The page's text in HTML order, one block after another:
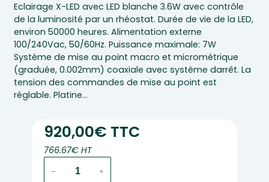
Eclairage X-LED avec LED blanche 3.6W avec contrôle
de la luminosité par un rhéostat. Durée de vie de la LED,
environ 50000 heures. Alimentation externe
100/240Vac, 50/60Hz. Puissance maximale: 7W
Système de mise au point macro et micrométrique
(graduée, 0.002mm) coaxiale avec système darrêt. La
tension des commandes de mise au point est
réglable. Platine…
920,00€ TTC
766.67€ HT
− +